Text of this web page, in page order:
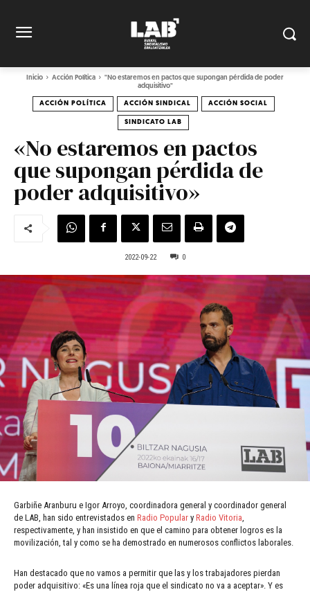
Inicio Acción Política
"No estaremos en pactos que supongan pérdida de poder
adquisitivo"
ACCIÓN POLÍTICA ACCIÓN SINDICAL ACCIÓN SOCIAL
SINDICATO LAB
«No estaremos en pactos
que supongan pérdida de
poder adquisitivo»
2022-09-22 0
Garbiñe Aranburu e Igor Arroyo, coordinadora general y coordinador general
de LAB, han sido entrevistados en Radio Popular y Radio Vitoria,
respectivamente, y han insistido en que el camino para obtener logros es la
movilización, tal y como se ha demostrado en numerosos conflictos laborales.
Han destacado que no vamos a permitir que las y los trabajadores pierdan
poder adquisitivo: «Es una línea roja que el sindicato no va a aceptar». Y es